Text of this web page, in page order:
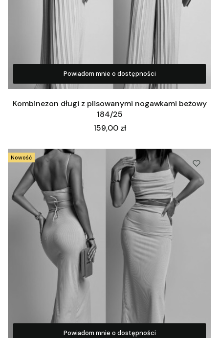
Zobacz produkt
Powiadom mnie o dostępności
Kombinezon długi z plisowanymi nogawkami beżowy
184/25
Cena
159,00 zł
Nowość
Zobacz produkt
Powiadom mnie o dostępności